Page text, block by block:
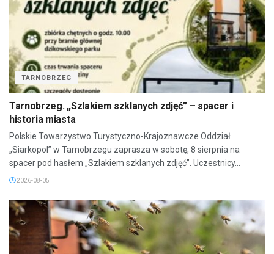
TARNOBRZEG
Tarnobrzeg. „Szlakiem szklanych zdjęć” – spacer i
historia miasta
Polskie Towarzystwo Turystyczno-Krajoznawcze Oddział
„Siarkopol” w Tarnobrzegu zaprasza w sobotę, 8 sierpnia na
spacer pod hasłem „Szlakiem szklanych zdjęć”. Uczestnicy...
2026-08-05